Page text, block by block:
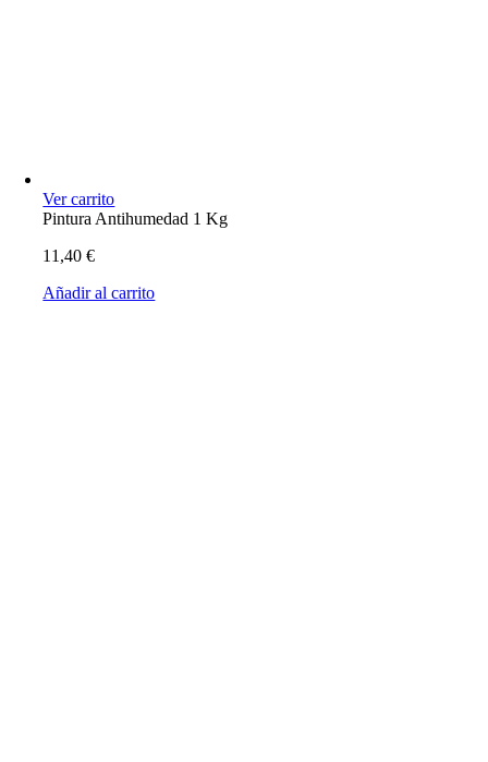
Ver carrito
Pintura Antihumedad 1 Kg
11,40€
Añadir al carrito